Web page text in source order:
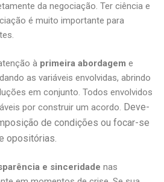
da negociação. Ter ciência e
é muito importante para
à primeira abordagem e
as variáveis envolvidas, abrindo
em conjunto. Todos envolvidos
por construir um acordo. Deve-
de condições ou focar-se
opositórias.
e sinceridade nas